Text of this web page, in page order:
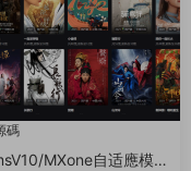
碼
MXone自适應模闆/